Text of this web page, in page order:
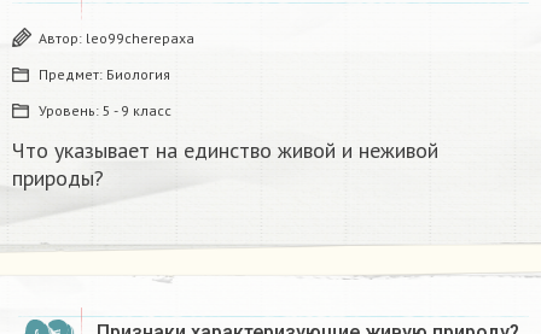
Автор: leo99cherepaxa
Предмет: Биология
Уровень: 5 - 9 класс
Что указывает на единство живой и неживой
природы?​